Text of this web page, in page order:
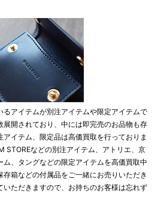
アイテムが別注アイテムや限定アイテムで
開されており、中には即完売のお品物も存
イテム、限定品は高価買取を行っておりま
STOREなどの別注アイテム、アトリエ、京
、タングなどの限定アイテムを高価買取中
箱などの付属品をご一緒にお売りいただき
いただきますので、お持ちのお客様は忘れず